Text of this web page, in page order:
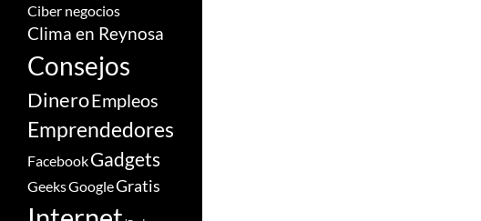
Ciber negocios
Clima en Reynosa
Consejos
DineroEmpleos
Emprendedores
FacebookGadgets
GeeksGoogleGratis